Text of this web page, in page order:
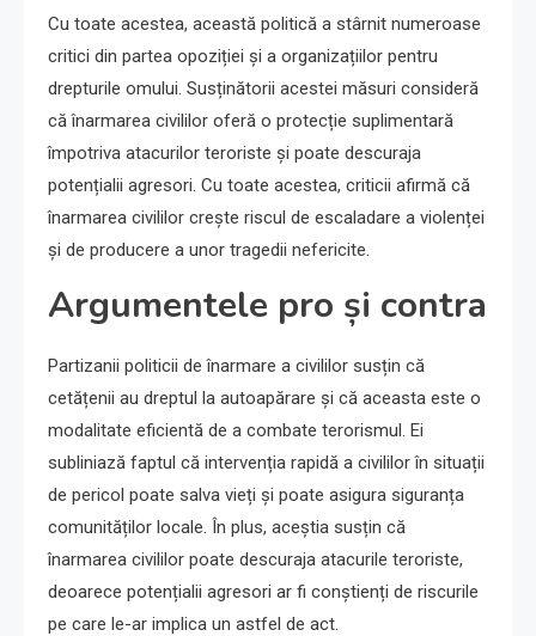
Cu toate acestea, această politică a stârnit numeroase
critici din partea opoziției și a organizațiilor pentru
drepturile omului. Susținătorii acestei măsuri consideră
că înarmarea civililor oferă o protecție suplimentară
împotriva atacurilor teroriste și poate descuraja
potențialii agresori. Cu toate acestea, criticii afirmă că
înarmarea civililor crește riscul de escaladare a violenței
și de producere a unor tragedii nefericite.
Argumentele pro și contra
Partizanii politicii de înarmare a civililor susțin că
cetățenii au dreptul la autoapărare și că aceasta este o
modalitate eficientă de a combate terorismul. Ei
subliniază faptul că intervenția rapidă a civililor în situații
de pericol poate salva vieți și poate asigura siguranța
comunităților locale. În plus, aceștia susțin că
înarmarea civililor poate descuraja atacurile teroriste,
deoarece potențialii agresori ar fi conștienți de riscurile
pe care le-ar implica un astfel de act.